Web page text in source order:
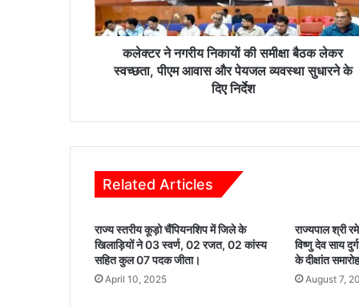
री
य
स
बै
क
र
स्व
कलेक्टर ने नगरीय निकायों की समीक्षा बैठक लेकर
स्वच्छता, पीएम आवास और पेयजल व्यवस्था सुधारने के
दिए निर्देश
Related Articles
राज्य स्तरीय कूड़ो चैंपियनशिप में जिले के
खिलाड़ियों ने 03 स्वर्ण, 02 रजत, 02 कांस्य
सहित कुल 07 पदक जीता।
April 10, 2025
राज्यपाल श्री
विष्णु देव साय
के दीक्षांत
August 7,